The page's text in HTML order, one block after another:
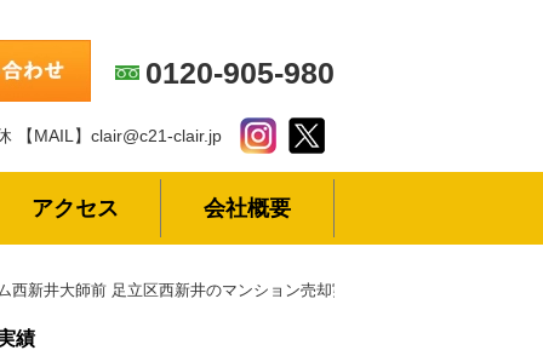
0120-905-980
【MAIL】clair@c21-clair.jp
アクセス 会社概要
西新井大師前 足立区西新井のマンション売却実績
績